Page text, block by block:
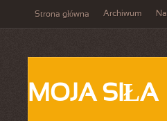
Strona główna Archiwum
MOJA SIŁA